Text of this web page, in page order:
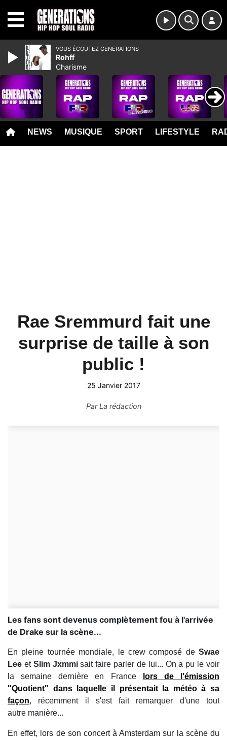
NEWS MUSIQUE SPORT LIFESTYLE
Rae Sremmurd fait une
surprise de taille à son
public !
25 Janvier 2017
ParLa rédaction
Les fans sont devenus complètement fou à l'arrivée
de Drake sur la scène...
En pleine tournée mondiale, le crew composé de Swae
Lee et Slim Jxmmisait faire parler de lui... On a pu le voir
la semaine dernière en France
lors de l'émission
"Quotient" dans laquelle il présentait la météo à sa
façon, récemment il s'est fait remarquer d'une tout
autre manière...
En effet, lors de son concert à Amsterdam sur la scène du
VOUS ÉCOUTEZ GENERATIONS
Rohff
Charisme